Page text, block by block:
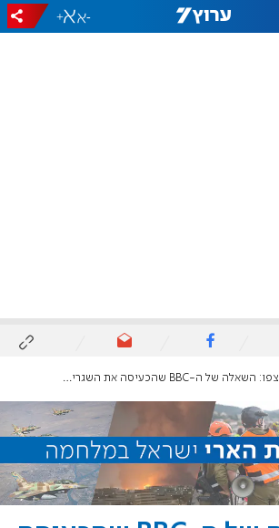
-
+
צפו: השאלה של ה-BBC שהכעיסה את השגריר הישראלי